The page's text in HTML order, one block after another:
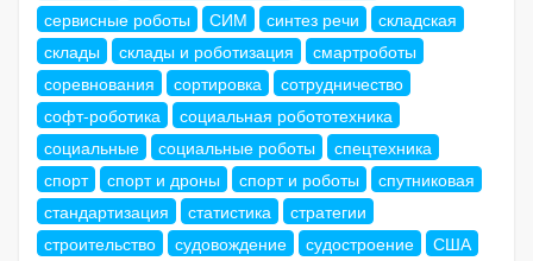
сервисные роботы
СИМ синтез речи
складская
склады
склады и роботизация
смартроботы
соревнования
сортировка
сотрудничество
софт-роботика
социальная робототехника
социальные
социальные роботы
спецтехника
спорт
спорт и дроны спорт и роботы
спутниковая
стандартизация
статистика
стратегии
строительство
судовождение судостроение
США